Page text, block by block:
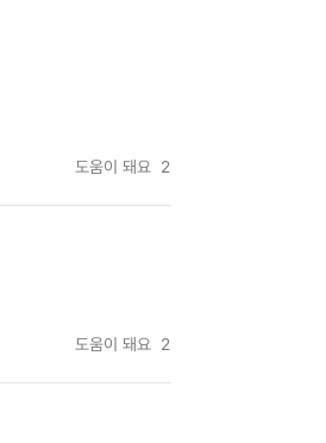
도움이 돼요 2
도움이 돼요 2